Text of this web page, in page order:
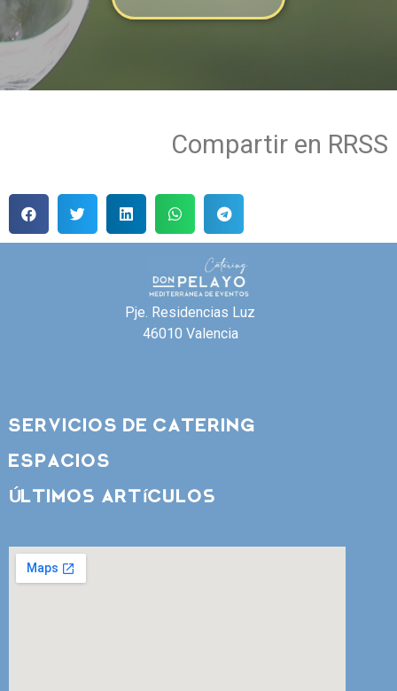
Compartir en RRSS
Pje. Residencias Luz
46010 Valencia
SERVICIOS DE CATERING
ESPACIOS
Últimos artículos